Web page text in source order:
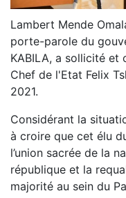
Lambert Mende
porte-parole du
KABILA, a sollicité et
Chef de l'Etat Felix
2021.
Considérant la
à croire que cet élu
l’union sacrée de la
république et la
majorité au sein du